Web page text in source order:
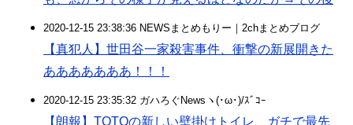
2020-12-15 23:38:36 NEWSまとめもりー｜2chまとめブログ
【真犯人】世田谷一家殺害事件、衝撃の新展開きた
あああああああ！！！
2020-12-15 23:35:32 ガハろぐNewsヽ(･ω･)/ｽﾞｺｰ
【朗報】TOTOの新しい壁掛けトイレ、ガチで最先